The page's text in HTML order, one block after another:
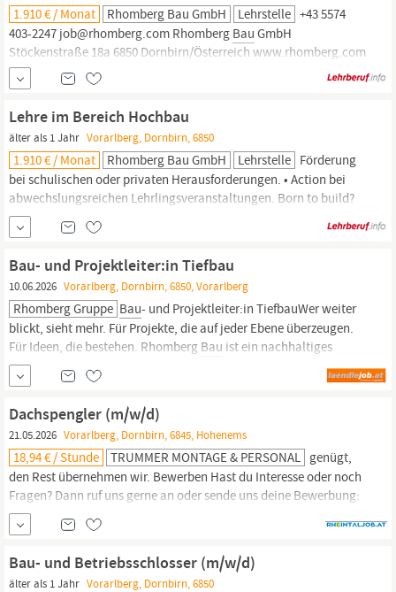
1.910 € / Monat Rhomberg Bau GmbH Lehrstelle +43 5574
403-2247 job@rhomberg.com Rhomberg Bau GmbH
Stöckenstraße 18a 6850 Dornbirn/Österreich www.rhomberg.com
Lehre im Bereich Hochbau
älter als 1 Jahr Vorarlberg, Dornbirn, 6850
1.910 € / Monat Rhomberg Bau GmbH Lehrstelle Förderung
bei schulischen oder privaten Herausforderungen. • Action bei
abwechslungsreichen Lehrlingsveranstaltungen. Born to build?
Dann melde dich bei uns gleich zu einem Schnuppertag an. Born
to build. Anja Unterassinger Lehrlingskoordinatorin +43 5574 403-
18a 6850Dornbirn/Österreichwww.rhomberg.com
Bau- und Projektleiter:in Tiefbau
10.06.2026 Vorarlberg, Dornbirn, 6850, Vorarlberg
Rhomberg Gruppe Bau- und Projektleiter:in TiefbauWer weiter
blickt, sieht mehr. Für Projekte, die auf jeder Ebene überzeugen.
Für Ideen, die bestehen. Rhomberg Bau ist ein nachhaltiges
Familienunternehmen mit hoher Innovationskraft im Bauwesen
und einer klaren Leidenschaft für tragfähige Lösungen. Unsere
Mitarbeitenden sind dabei das wichtigste...
Dachspengler (m/w/d)
21.05.2026 Vorarlberg, Dornbirn, 6845, Hohenems
18,94 € / Stunde TRUMMER MONTAGE & PERSONAL genügt,
den Rest übernehmen wir. Bewerben Hast du Interesse oder noch
Fragen? Dann ruf uns gerne an oder sende uns deine Bewerbung:
Trummer Montage & Personal GmbH -
161 E-Mail: team@trummer.eu Wir freuen uns auf deine
Kontaktaufnahme! Wir freuen uns über Ihre Online-Bewerbung
via Link
Bau- und Betriebsschlosser (m/w/d)
älter als 1 Jahr Vorarlberg, Dornbirn, 6850